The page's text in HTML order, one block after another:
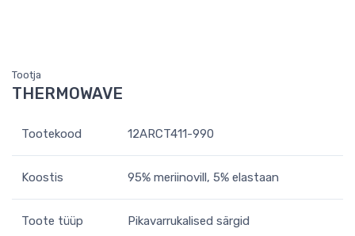
Tootja
THERMOWAVE
Tootekood 12ARCT411-990
Koostis 95% meriinovill, 5% elastaan
Toote tüüp Pikavarrukalised särgid